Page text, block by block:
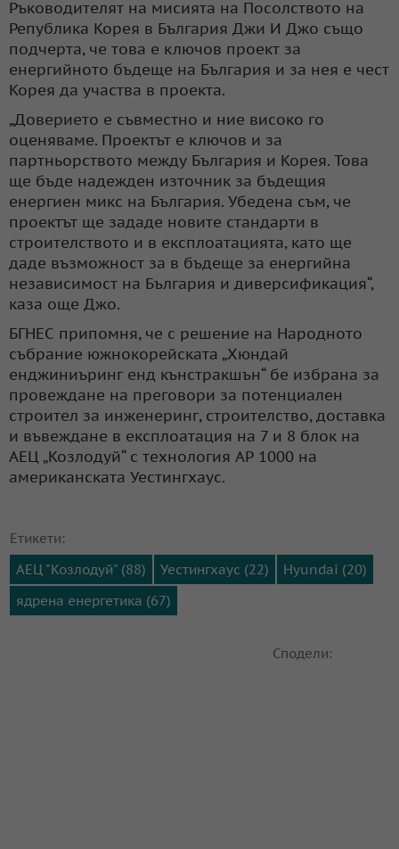
Ръководителят на мисията на Посолството на
Република Корея в България Джи И Джо също
подчерта, че това е ключов проект за
енергийното бъдеще на България и за нея е чест
Корея да участва в проекта.
„Доверието е съвместно и ние високо го
оценяваме. Проектът е ключов и за
партньорството между България и Корея. Това
ще бъде надежден източник за бъдещия
енергиен микс на България. Убедена съм, че
проектът ще зададе новите стандарти в
строителството и в експлоатацията, като ще
даде възможност за в бъдеще за енергийна
независимост на България и диверсификация“,
каза още Джо.
БГНЕС припомня, че с решение на Народното
събрание южнокорейската „Хюндай
енджиниъринг енд кънстракшън“ бе избрана за
провеждане на преговори за потенциален
строител за инженеринг, строителство, доставка
и въвеждане в експлоатация на 7 и 8 блок на
АЕЦ „Козлодуй“ с технология АР 1000 на
американската Уестингхаус.
Етикети:
АЕЦ "Козлодуй" (88)
Уестингхаус (22)
Hyundai (20)
ядрена енергетика (67)
Сподели: